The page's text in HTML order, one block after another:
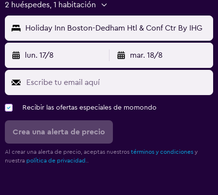
2 huéspedes, 1 habitación
Holiday Inn Boston-Dedham Htl & Conf Ctr By IHG
lun. 17/8 mar. 18/8
Recibir las ofertas especiales de momondo
Crea una alerta de precio
Al crear una alerta de precio, aceptas nuestros términos y condiciones y
nuestra política de privacidad.